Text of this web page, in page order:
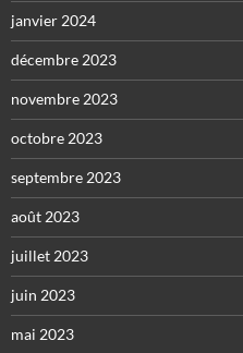
janvier 2024
décembre 2023
novembre 2023
octobre 2023
septembre 2023
août 2023
juillet 2023
juin 2023
mai 2023